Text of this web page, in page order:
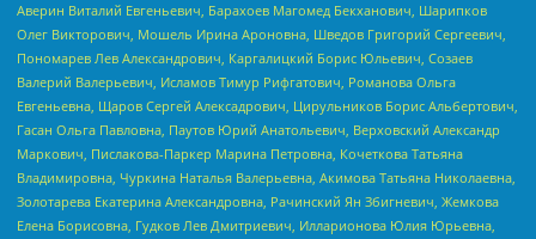
Аверин Виталий Евгеньевич, Барахоев Магомед Бекханович, Шарипков
Олег Викторович, Мошель Ирина Ароновна, Шведов Григорий Сергеевич,
Пономарев Лев Александрович, Каргалицкий Борис Юльевич, Созаев
Валерий Валерьевич, Исламов Тимур Рифгатович, Романова Ольга
Евгеньевна, Щаров Сергей Алексадрович, Цирульников Борис Альбертович,
Гасан Ольга Павловна, Паутов Юрий Анатольевич, Верховский Александр
Маркович, Пислакова-Паркер Марина Петровна, Кочеткова Татьяна
Владимировна, Чуркина Наталья Валерьевна, Акимова Татьяна Николаевна,
Золотарева Екатерина Александровна, Рачинский Ян Збигневич, Жемкова
Елена Борисовна, Гудков Лев Дмитриевич, Илларионова Юлия Юрьевна,